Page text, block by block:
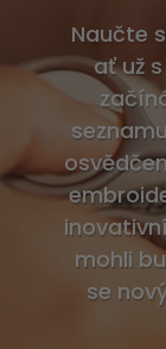
Naučte
ať už
mohli
se